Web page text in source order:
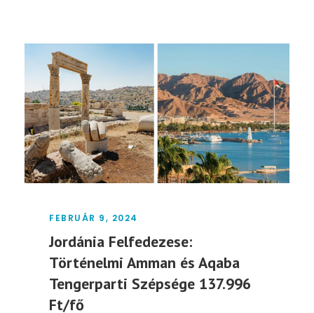
FEBRUÁR 9, 2024
Jordánia Felfedezese:
Történelmi Amman és Aqaba
Tengerparti Szépsége 137.996
Ft/fő